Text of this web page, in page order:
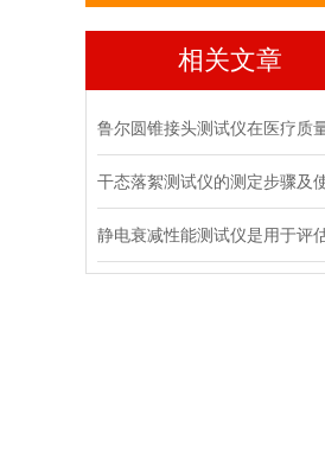
相关文章